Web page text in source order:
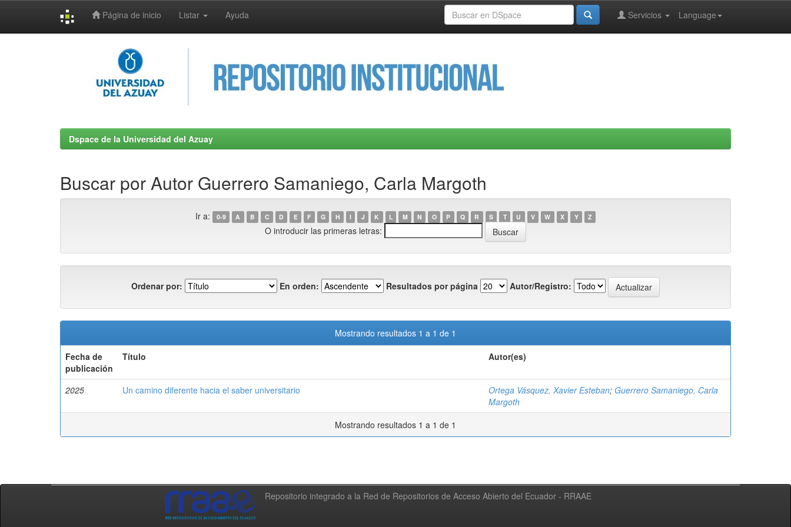
Página de inicio Listar Ayuda Language
Servicios
Dspace de la Universidad del Azuay
Buscar por Autor Guerrero Samaniego, Carla Margoth
Ir a: 0-9 A B C D E F G H I J K L M N O P Q R S T U V W X Y Z
O introducir las primeras letras:
Ordenar por: En orden: Resultados por página Autor/Registro:
Mostrando resultados 1 a 1 de 1
Fecha de
publicación
Título Autor(es)
2025 Un camino diferente hacia el saber universitario Ortega Vásquez, Xavier Esteban; Guerrero Samaniego, Carla
Margoth
Mostrando resultados 1 a 1 de 1
Repositorio integrado a la Red de Repositorios de Acceso Abierto del Ecuador - RRAAE